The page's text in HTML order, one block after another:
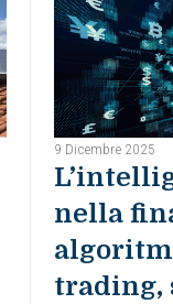
9 Dicembre 2025
nella
trading,